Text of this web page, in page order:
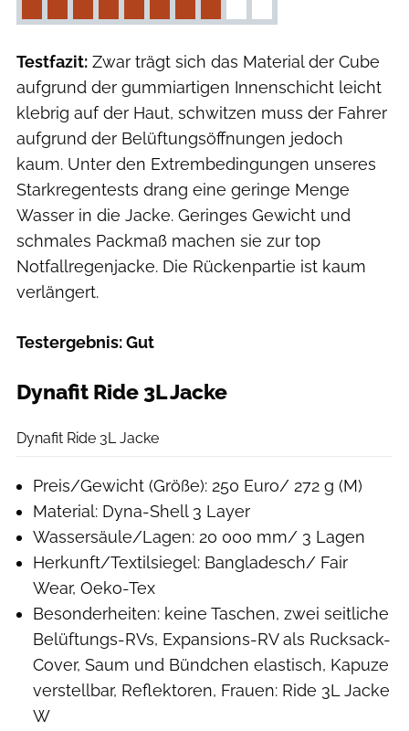
Testfazit: Zwar trägt sich das Material der Cube
aufgrund der gummiartigen Innenschicht leicht
klebrig auf der Haut, schwitzen muss der Fahrer
aufgrund der Belüftungsöffnungen jedoch
kaum. Unter den Extrembedingungen unseres
Starkregentests drang eine geringe Menge
Wasser in die Jacke. Geringes Gewicht und
schmales Packmaß machen sie zur top
Notfallregenjacke. Die Rückenpartie ist kaum
verlängert.
Testergebnis: Gut
Dynafit Ride 3L Jacke
Dynafit Ride 3L Jacke
Preis/Gewicht (Größe): 250 Euro/ 272 g (M)
Material: Dyna-Shell 3 Layer
Wassersäule/Lagen: 20 000 mm/ 3 Lagen
Herkunft/Textilsiegel: Bangladesch/ Fair
Wear, Oeko-Tex
Besonderheiten: keine Taschen, zwei seitliche
Belüftungs-RVs, Expansions-RV als Rucksack-
Cover, Saum und Bündchen elastisch, Kapuze
verstellbar, Reflektoren, Frauen: Ride 3L Jacke
W